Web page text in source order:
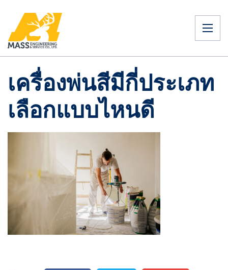
เครื่องพ่นสีมีกี่ประเภท
เลือกแบบไหนดี